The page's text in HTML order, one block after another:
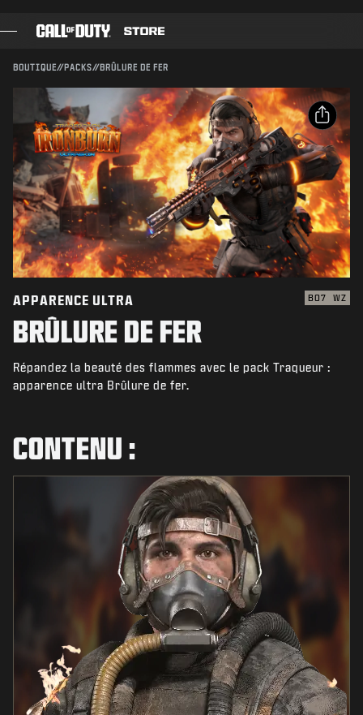
PASSE DE COMBAT
BLACK CELL
POINTS COD
BOUTIQUE D'ÉQUIPEMENT
COMBAT BUILDS
JEUX
ACTUS
S'INSCRIRE
BOUTIQUE//PACKS//BRÛLURE DE FER
Compatible avec :
CONFIRMER L'ACHAT
ANNULER
Activision peut mettre à jour, remplacer ou supprimer
ce contenu en jeu à tout moment.
PARTAGER
Email
Facebook
X
Copier le lien
APPARENCE ULTRA BO7 WZ
BRÛLURE DE FER
Répandez la beauté des flammes avec le pack Traqueur :
apparence ultra Brûlure de fer.
CONTENU :